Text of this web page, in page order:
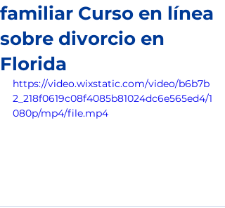
familiar Curso en línea
sobre divorcio en
Florida
https://video.wixstatic.com/video/b6b7b
2_218f0619c08f4085b81024dc6e565ed4/1
080p/mp4/file.mp4